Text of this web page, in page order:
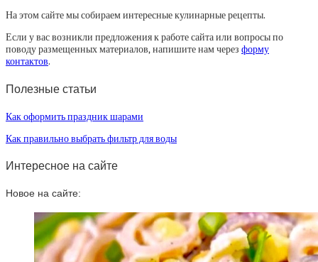
На этом сайте мы собираем интересные кулинарные рецепты.
Если у вас возникли предложения к работе сайта или вопросы по
поводу размещенных материалов, напишите нам через форму
контактов.
Полезные статьи
Как оформить праздник шарами
Как правильно выбрать фильтр для воды
Интересное на сайте
Новое на сайте: